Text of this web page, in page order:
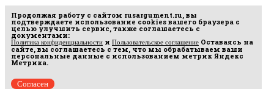
Продолжая работу с сайтом rusargument.ru, вы
подтверждаете использование cookies вашего браузера с
целью улучшить сервис, также соглашаетесь с
документами:
Политика конфиденциальности и Пользовательское соглашение Оставаясь на
сайте, вы соглашаетесь с тем, что мы обрабатываем ваши
персональные данные с использованием метрик Яндекс
Метрика.
Согласен